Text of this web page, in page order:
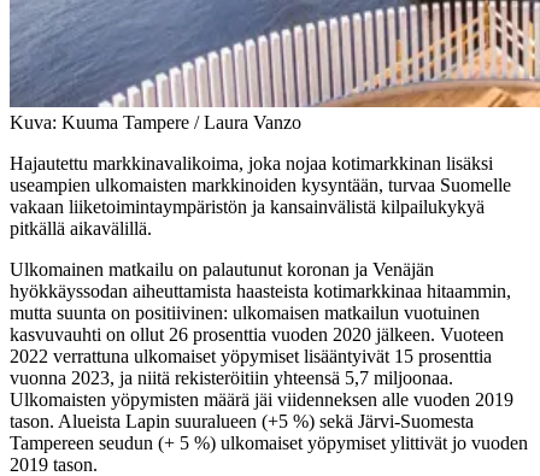
Kuva: Kuuma Tampere / Laura Vanzo
Hajautettu markkinavalikoima, joka nojaa kotimarkkinan lisäksi
useampien ulkomaisten markkinoiden kysyntään, turvaa Suomelle
vakaan liiketoimintaympäristön ja kansainvälistä kilpailukykyä
pitkällä aikavälillä.
Ulkomainen matkailu on palautunut koronan ja Venäjän
hyökkäyssodan aiheuttamista haasteista kotimarkkinaa hitaammin,
mutta suunta on positiivinen: ulkomaisen matkailun vuotuinen
kasvuvauhti on ollut 26 prosenttia vuoden 2020 jälkeen. Vuoteen
2022 verrattuna ulkomaiset yöpymiset lisääntyivät 15 prosenttia
vuonna 2023, ja niitä rekisteröitiin yhteensä 5,7 miljoonaa.
Ulkomaisten yöpymisten määrä jäi viidenneksen alle vuoden 2019
tason. Alueista Lapin suuralueen (+5 %) sekä Järvi-Suomesta
Tampereen seudun (+ 5 %) ulkomaiset yöpymiset ylittivät jo vuoden
2019 tason.